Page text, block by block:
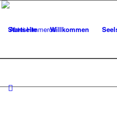
Startseite Willkommen